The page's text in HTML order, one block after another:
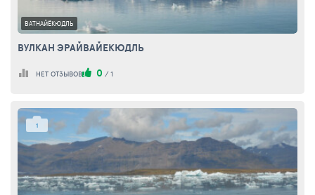
ВАТНАЙЁКЮДЛЬ
ВУЛКАН ЭРАЙВАЙЕКЮДЛЬ
НЕТ ОТЗЫВОВ 0 / 1
1